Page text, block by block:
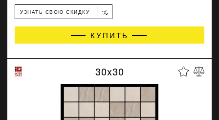
УЗНАТЬ СВОЮ СКИДКУ %
КУПИТЬ
30x30